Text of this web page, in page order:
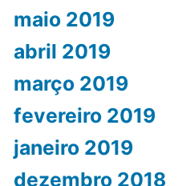
maio 2019
abril 2019
março 2019
fevereiro 2019
janeiro 2019
dezembro 2018